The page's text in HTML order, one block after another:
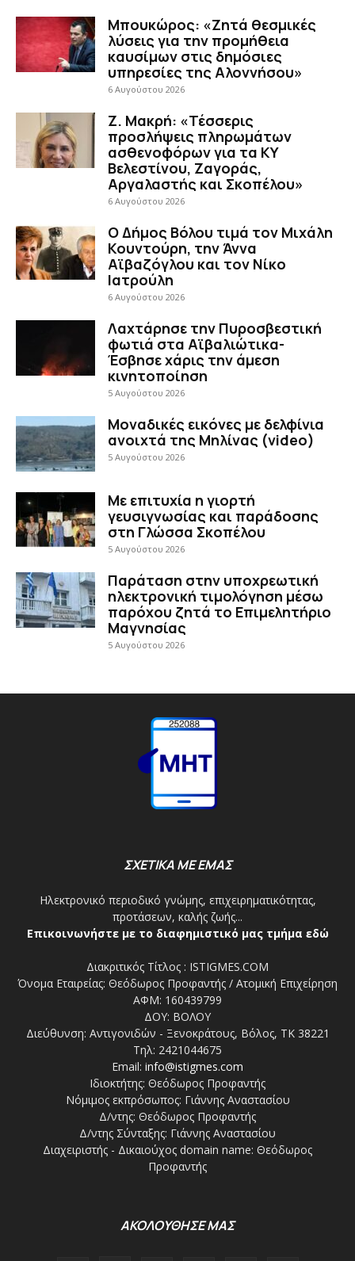
Μπουκώρος: «Ζητά θεσμικές
λύσεις για την προμήθεια
καυσίμων στις δημόσιες
υπηρεσίες της Αλοννήσου»
6 Αυγούστου 2026
Ζ. Μακρή: «Τέσσερις
προσλήψεις πληρωμάτων
ασθενοφόρων για τα ΚΥ
Βελεστίνου, Ζαγοράς,
Αργαλαστής και Σκοπέλου»
6 Αυγούστου 2026
Ο Δήμος Βόλου τιμά τον Μιχάλη
Κουντούρη, την Άννα
Αϊβαζόγλου και τον Νίκο
Ιατρούλη
6 Αυγούστου 2026
Λαχτάρησε την Πυροσβεστική
φωτιά στα Αϊβαλιώτικα-
Έσβησε χάρις την άμεση
κινητοποίηση
5 Αυγούστου 2026
Μοναδικές εικόνες με δελφίνια
ανοιχτά της Μηλίνας (video)
5 Αυγούστου 2026
Με επιτυχία η γιορτή
γευσιγνωσίας και παράδοσης
στη Γλώσσα Σκοπέλου
5 Αυγούστου 2026
Παράταση στην υποχρεωτική
ηλεκτρονική τιμολόγηση μέσω
παρόχου ζητά το Επιμελητήριο
Μαγνησίας
5 Αυγούστου 2026
ΣΧΕΤΙΚΑ ΜΕ ΕΜΑΣ
Ηλεκτρονικό περιοδικό γνώμης, επιχειρηματικότητας,
προτάσεων, καλής ζωής...
Επικοινωνήστε με το διαφημιστικό μας τμήμα εδώ
Διακριτικός Τίτλος : ISTIGMES.COM
Όνομα Εταιρείας: Θεόδωρος Προφαντής / Ατομική Επιχείρηση
ΑΦΜ: 160439799
ΔΟΥ: ΒΟΛΟΥ
Διεύθυνση: Αντιγονιδών - Ξενοκράτους, Βόλος, ΤΚ 38221
Τηλ: 2421044675
Email: info@istigmes.com
Ιδιοκτήτης: Θεόδωρος Προφαντής
Νόμιμος εκπρόσωπος: Γιάννης Αναστασίου
Δ/ντης: Θεόδωρος Προφαντής
Δ/ντης Σύνταξης: Γιάννης Αναστασίου
Διαχειριστής - Δικαιούχος domain name: Θεόδωρος
Προφαντής
ΑΚΟΛΟΥΘΗΣΕ ΜΑΣ